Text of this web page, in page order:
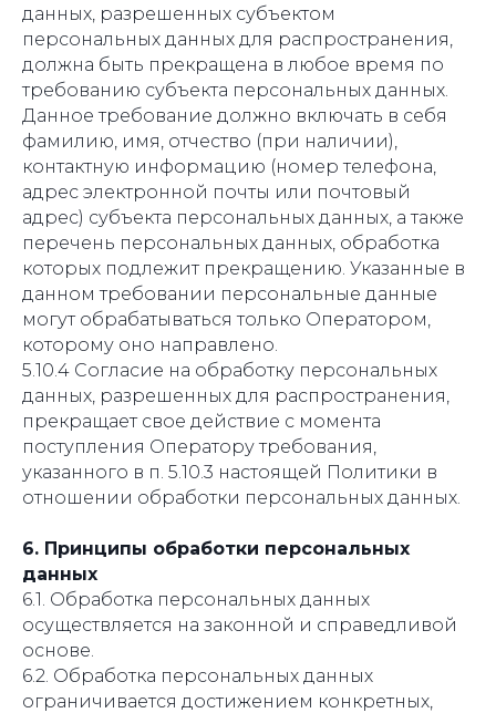
данных, разрешенных субъектом
персональных данных для распространения,
должна быть прекращена в любое время по
требованию субъекта персональных данных.
Данное требование должно включать в себя
фамилию, имя, отчество (при наличии),
контактную информацию (номер телефона,
адрес электронной почты или почтовый
адрес) субъекта персональных данных, а также
перечень персональных данных, обработка
которых подлежит прекращению. Указанные в
данном требовании персональные данные
могут обрабатываться только Оператором,
которому оно направлено.
5.10.4 Согласие на обработку персональных
данных, разрешенных для распространения,
прекращает свое действие с момента
поступления Оператору требования,
указанного в п. 5.10.3 настоящей Политики в
отношении обработки персональных данных.
6. Принципы обработки персональных
данных
6.1. Обработка персональных данных
осуществляется на законной и справедливой
основе.
6.2. Обработка персональных данных
ограничивается достижением конкретных,